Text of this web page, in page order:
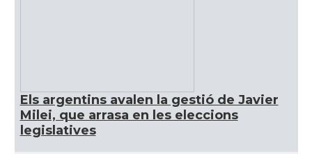
Els argentins avalen la gestió de Javier
Milei, que arrasa en les eleccions
legislatives